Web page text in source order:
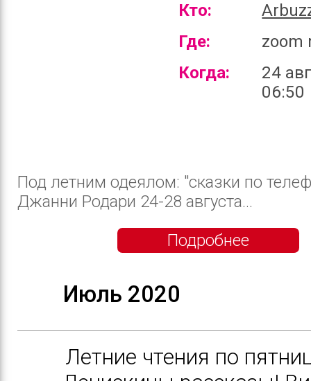
Кто:
Где:
zoom
Когда:
24
06:50
Под летним одеялом: "сказки по
Джанни Родари 24-28 августа...
Подробнее
Июль 2020
Летние чтения по